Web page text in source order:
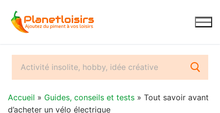
contenu
Accueil » Guides, conseils et tests » Tout savoir avant
d’acheter un vélo électrique